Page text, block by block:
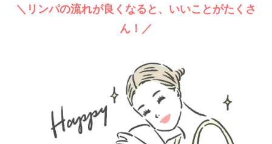
＼リンパの流れが良くなると、いいことがたくさ
ん！／